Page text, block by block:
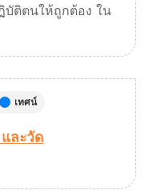
บัติตนให้ถูกต้อง ใน
เทศน์
ละวัด